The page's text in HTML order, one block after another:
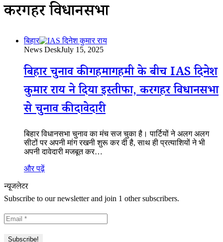
करगहर विधानसभा
बिहार
News DeskJuly 15, 2025
बिहार चुनाव की गहमागहमी के बीच IAS दिनेश
कुमार राय ने दिया इस्तीफा, करगहर विधानसभा
से चुनाव की दावेदारी
बिहार विधानसभा चुनाव का मंच सज चुका है। पार्टियों ने अलग अलग
सीटों पर अपनी मांग रखनी शुरू कर दी है, साथ ही प्रत्याशियों ने भी
अपनी दावेदारी मजबूत कर…
और पढ़ें
न्यूजलेटर
Subscribe to our newsletter and join 1 other subscribers.